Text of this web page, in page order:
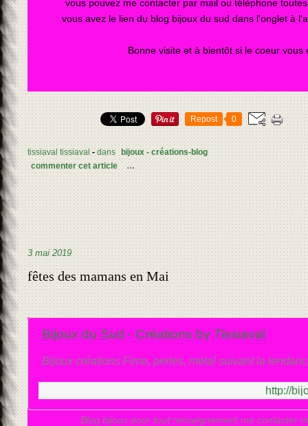
vous pouvez me contacter par mail ou téléphone
vous avez le lien du blog bijoux du sud dans l'onglet à
Bonne visite et à bientôt si le coeur vous
Repost 0
tissiaval tissiaval -dans
bijoux - créations-blog
commenter cet article
…
3 mai 2019
fêtes des mamans en Mai
Bijoux du Sud - Créations by Tissiaval
Bijoux créations Fimo, perles, métal suivant la
http://
Blog bijoux pour tout renseignement me contacter